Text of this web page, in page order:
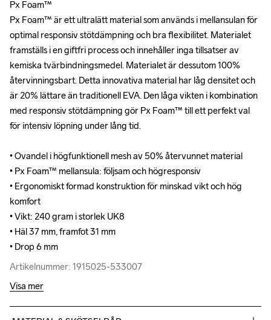
Px Foam™
Px Foam™ är ett ultralätt material som används i mellansulan för
optimal responsiv stötdämpning och bra flexibilitet. Materialet
framställs i en giftfri process och innehåller inga tillsatser av
kemiska tvärbindningsmedel. Materialet är dessutom 100%
återvinningsbart. Detta innovativa material har låg densitet och
är 20% lättare än traditionell EVA. Den låga vikten i kombination
med responsiv stötdämpning gör Px Foam™ till ett perfekt val
för intensiv löpning under lång tid.
• Ovandel i högfunktionell mesh av 50% återvunnet material
• Px Foam™ mellansula: följsam och högresponsiv
• Ergonomiskt formad konstruktion för minskad vikt och hög
komfort
• Vikt: 240 gram i storlek UK8
• Häl 37 mm, framfot 31 mm
• Drop 6 mm
Artikelnummer: 1915025-533007
Px Foam™
Px Foam™ är ett ultralätt material som används i mellansulan för
optimal responsiv stötdämpning och bra flexibilitet. Materialet
framställs i en giftfri process och innehåller inga tillsatser av
kemiska tvärbindningsmedel. Materialet är dessutom 100%
återvinningsbart. Detta innovativa material har låg densitet och
är 20% lättare än traditionell EVA. Den låga vikten i kombination
med responsiv stötdämpning gör Px Foam™ till ett perfekt val
för intensiv löpning under lång tid.
• Ovandel i högfunktionell mesh av 50% återvunnet material
• Px Foam™ mellansula: följsam och högresponsiv
• Ergonomiskt formad konstruktion för minskad vikt och hög
komfort
• Vikt: 240 gram i storlek UK8
• Häl 37 mm, framfot 31 mm
• Drop 6 mm
Artikelnummer: 1915025-533007
Visa mer